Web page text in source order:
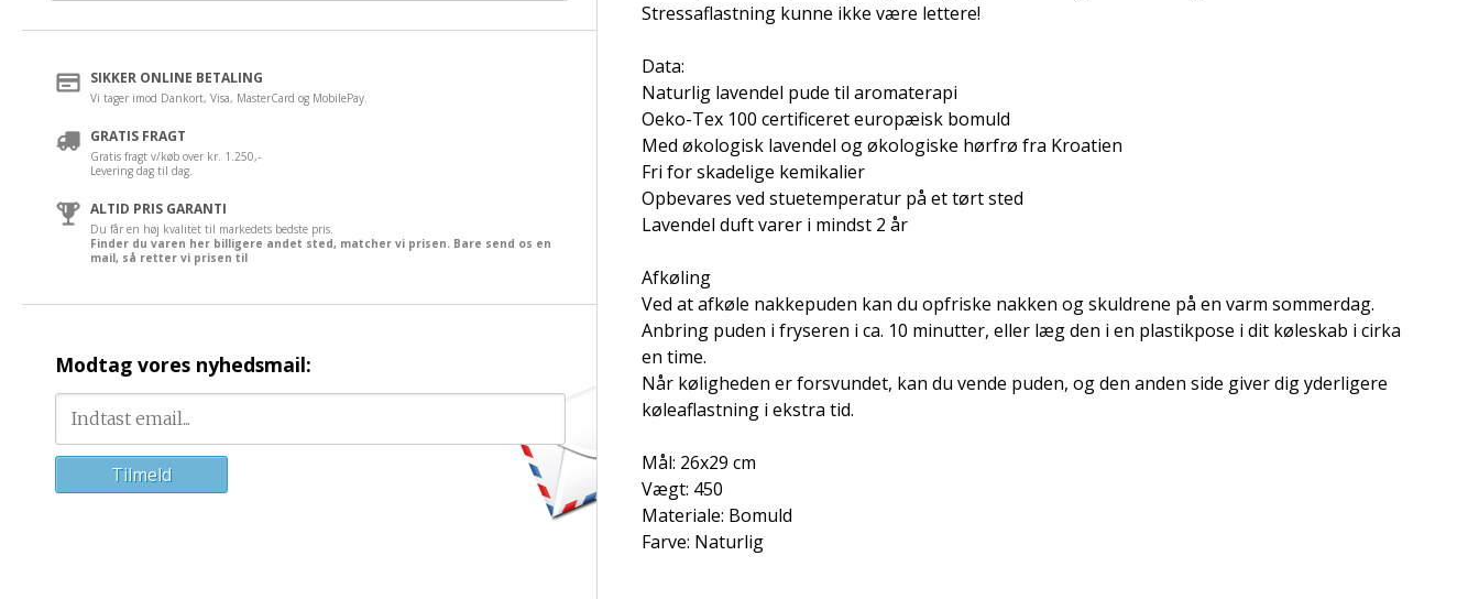
Stressaflastning kunne ikke være lettere!
Data:
Naturlig lavendel pude til aromaterapi
Oeko-Tex 100 certificeret europæisk bomuld
Med økologisk lavendel og økologiske hørfrø fra Kroatien
Fri for skadelige kemikalier
Opbevares ved stuetemperatur på et tørt sted
Lavendel duft varer i mindst 2 år
Afkøling
Ved at afkøle nakkepuden kan du opfriske nakken og skuldrene på en varm sommerdag.
Anbring puden i fryseren i ca. 10 minutter, eller læg den i en plastikpose i dit køleskab i cirka
en time.
Når køligheden er forsvundet, kan du vende puden, og den anden side giver dig yderligere
køleaflastning i ekstra tid.
Mål: 26x29 cm
Vægt: 450
Materiale: Bomuld
Farve: Naturlig
SIKKER ONLINE BETALING
Vi tager imod Dankort, Visa, MasterCard og MobilePay.
GRATIS FRAGT
Gratis fragt v/køb over kr. 1.250,-
Levering dag til dag.
ALTID PRIS GARANTI
Du får en høj kvalitet til markedets bedste pris.
Finder du varen her billigere andet sted, matcher vi prisen. Bare send os en
mail, så retter vi prisen til
Modtag vores nyhedsmail: